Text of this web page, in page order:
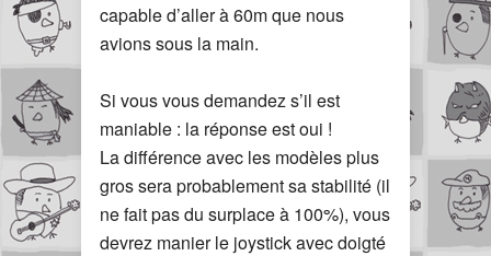
capable d’aller à 60m que nous
avions sous la main.
Si vous vous demandez s’il est
maniable : la réponse est oui !
La différence avec les modèles plus
gros sera probablement sa stabilité (il
ne fait pas du surplace à 100%), vous
devrez manier le joystick avec doigté